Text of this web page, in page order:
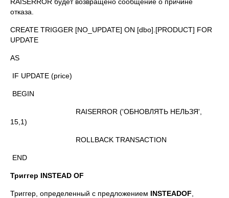
отказа.
CREATE TRIGGER [NO_UPDATE] ON [dbo].[PRODUCT] FOR
UPDATE
AS
IF UPDATE (price)
BEGIN
RAISERROR ('ОБНОВЛЯТЬ НЕЛЬЗЯ',
15,1)
ROLLBACK TRANSACTION
END
Триггер INSTEAD OF
Триггер, определенный с предложением INSTEADOF